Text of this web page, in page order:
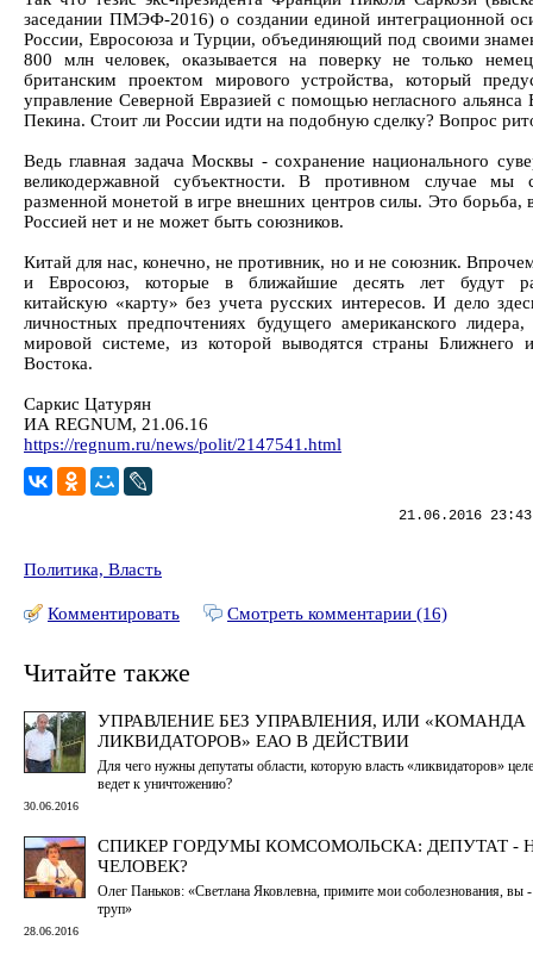
заседании ПМЭФ-2016) о создании единой интеграционной
России, Евросоюза и Турции, объединяющий под своими
800 млн человек, оказывается на поверку не только
британским проектом мирового устройства, который
управление Северной Евразией с помощью негласного альянса
Пекина. Стоит ли России идти на подобную сделку? Вопрос
Ведь главная задача Москвы - сохранение национального
великодержавной субъектности. В противном случае мы
разменной монетой в игре внешних центров силы. Это борьба,
Россией нет и не может быть союзников.
Китай для нас, конечно, не противник, но и не союзник.
и Евросоюз, которые в ближайшие десять лет будут
китайскую «карту» без учета русских интересов. И дело
личностных предпочтениях будущего американского
мировой системе, из которой выводятся страны Ближнего
Востока.
Саркис Цатурян
ИА REGNUM, 21.06.16
https://regnum.ru/news/polit/2147541.html
21.06.2016
Политика, Власть
Комментировать Смотреть комментарии (16)
Читайте также
УПРАВЛЕНИЕ БЕЗ УПРАВЛЕНИЯ, ИЛИ «КОМАНДА
ЛИКВИДАТОРОВ» ЕАО В ДЕЙСТВИИ
Для чего нужны депутаты области, которую власть «ликвидаторов»
ведет к уничтожению?
30.06.2016
СПИКЕР ГОРДУМЫ КОМСОМОЛЬСКА: ДЕПУТАТ -
ЧЕЛОВЕК?
Олег Паньков: «Светлана Яковлевна, примите мои соболезнования, вы
труп»
28.06.2016